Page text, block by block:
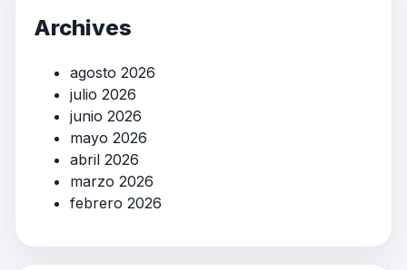
Archives
agosto 2026
julio 2026
junio 2026
mayo 2026
abril 2026
marzo 2026
febrero 2026